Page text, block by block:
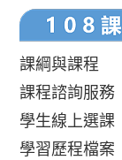
課綱與課程
課程諮詢服務
學生線上選課
學習歷程檔案